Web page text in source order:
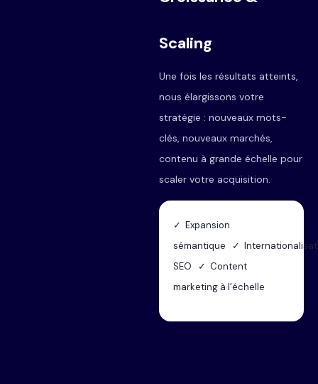
Scaling
Une fois les résultats atteints,
nous élargissons votre
stratégie : nouveaux mots-
clés, nouveaux marchés,
contenu à grande échelle pour
scaler votre acquisition.
✓ Expansion
sémantique ✓
SEO ✓ Content
marketing à l’échelle